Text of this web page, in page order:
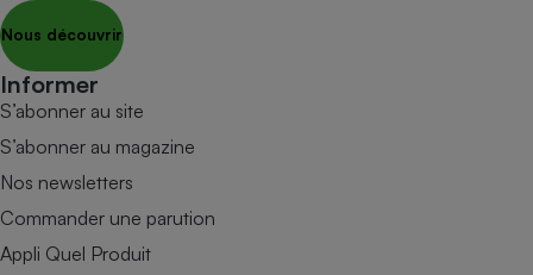
Nous découvrir
Informer
S’abonner au site
S’abonner au magazine
Nos newsletters
Commander une parution
Appli Quel Produit